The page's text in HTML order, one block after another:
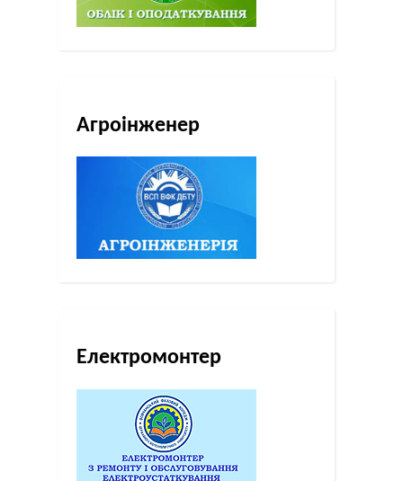
Агроінженер
Електромонтер